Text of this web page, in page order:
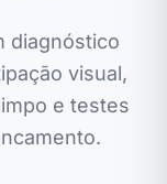
diagnóstico
visual,
e testes